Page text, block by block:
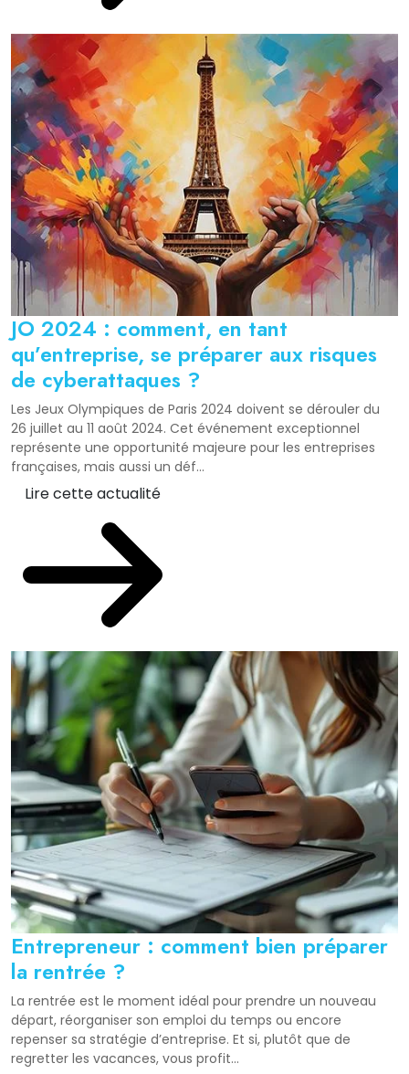
JO 2024 : comment, en tant
qu’entreprise, se préparer aux risques
de cyberattaques ?
Les Jeux Olympiques de Paris 2024 doivent se dérouler du
26 juillet au 11 août 2024. Cet événement exceptionnel
représente une opportunité majeure pour les entreprises
françaises, mais aussi un déf...
Lire cette actualité
Entrepreneur : comment bien préparer
la rentrée ?
La rentrée est le moment idéal pour prendre un nouveau
départ, réorganiser son emploi du temps ou encore
repenser sa stratégie d’entreprise. Et si, plutôt que de
regretter les vacances, vous profit...